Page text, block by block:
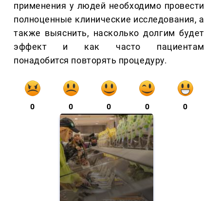
применения у людей необходимо провести
полноценные клинические исследования, а
также выяснить, насколько долгим будет
эффект и как часто пациентам
понадобится повторять процедуру.
0 0 0 0 0